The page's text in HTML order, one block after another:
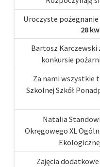
Uroczyste
28
Bartosz Karczewski
konkursie
Za nami wszystkie
Szkolnej Szkół
Natalia
Okręgowego XL
Zajęcia